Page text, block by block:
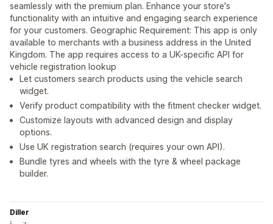
seamlessly with the premium plan. Enhance your store's
functionality with an intuitive and engaging search experience
for your customers. Geographic Requirement: This app is only
available to merchants with a business address in the United
Kingdom. The app requires access to a UK-specific API for
vehicle registration lookup
Let customers search products using the vehicle search
widget.
Verify product compatibility with the fitment checker widget.
Customize layouts with advanced design and display
options.
Use UK registration search (requires your own API).
Bundle tyres and wheels with the tyre & wheel package
builder.
Diller